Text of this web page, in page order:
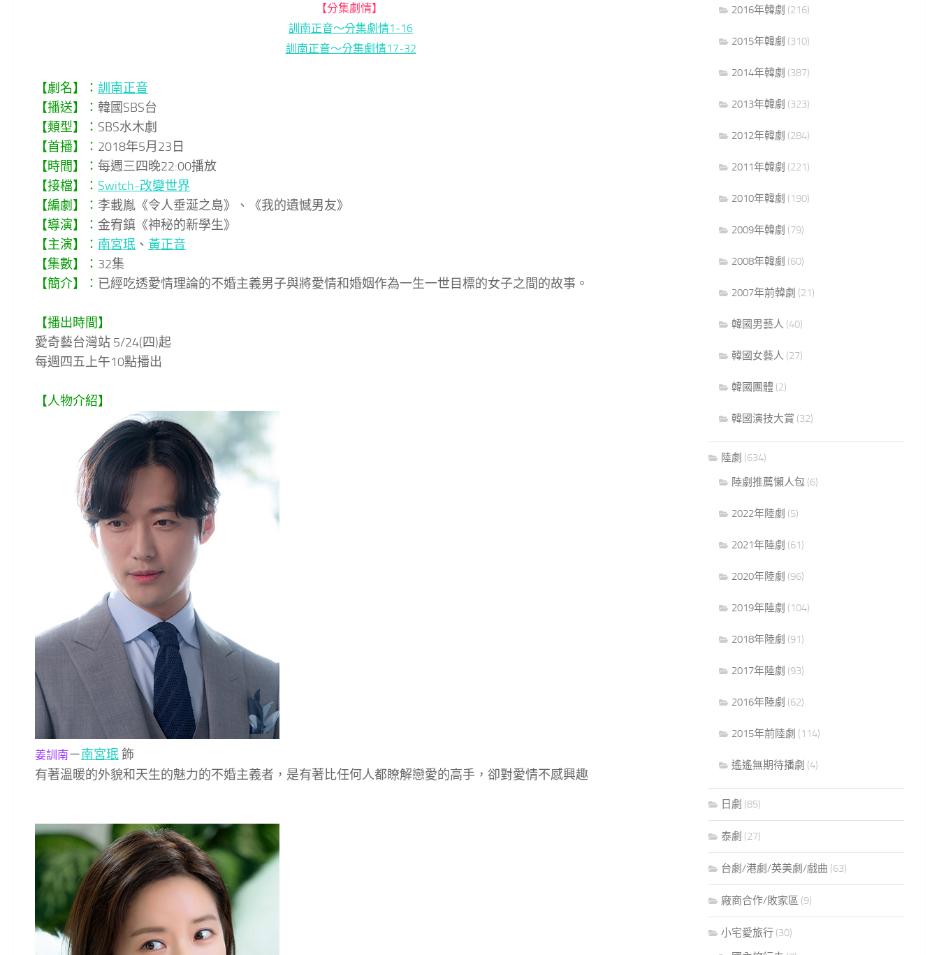
【分集劇情】
訓南正音～分集劇情1-16
訓南正音～分集劇情17-32
【劇名】： 訓南正音
【播送】： 韓國SBS台
【類型】： SBS水木劇
【首播】： 2018年5月23日
【時間】： 每週三四晚22:00播放
【接檔】： Switch-改變世界
【編劇】： 李載胤《令人垂涎之島》、《我的遺憾男友》
【導演】： 金宥鎮《神秘的新學生》
【主演】： 南宮珉 、 黃正音
【集數】： 32集
【簡介】： 已經吃透愛情理論的不婚主義男子與將愛情和婚姻作為一生一世目標的女子之間的故事。
【播出時間】
愛奇藝台灣站 5/24(四)起
每週四五上午10點播出
【人物介紹】
姜訓南－南宮珉飾
有著溫暖的外貌和天生的魅力的不婚主義者，是有著比任何人都瞭解戀愛的高手，卻對愛情不感興趣
2016年韓劇 (216)
2015年韓劇 (310)
2014年韓劇 (387)
2013年韓劇 (323)
2012年韓劇 (284)
2011年韓劇 (221)
2010年韓劇 (190)
2009年韓劇 (79)
2008年韓劇 (60)
2007年前韓劇 (21)
韓國男藝人 (40)
韓國女藝人 (27)
韓國團體 (2)
韓國演技大賞 (32)
陸劇 (634)
陸劇推薦懶人包 (6)
2022年陸劇 (5)
2021年陸劇 (61)
2020年陸劇 (96)
2019年陸劇 (104)
2018年陸劇 (91)
2017年陸劇 (93)
2016年陸劇 (62)
2015年前陸劇 (114)
遙遙無期待播劇 (4)
日劇 (85)
泰劇 (27)
台劇/港劇/英美劇/戲曲 (63)
廠商合作/敗家區 (9)
小宅愛旅行 (30)